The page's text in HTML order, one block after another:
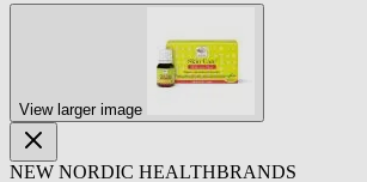
View larger image
NEW NORDIC HEALTHBRANDS